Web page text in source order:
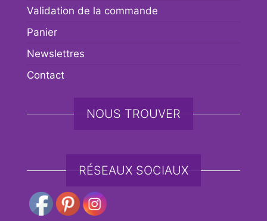
Validation de la commande
Panier
Newslettres
Contact
NOUS TROUVER
RÉSEAUX SOCIAUX